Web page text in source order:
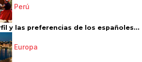
Perú
y las preferencias de los españoles...
Europa